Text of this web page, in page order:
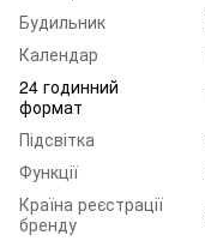
Будильник
Календар
24 годинний
формат
Підсвітка
Функції
Країна реєстрації
бренду